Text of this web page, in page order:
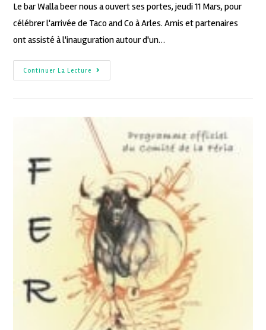
Le bar Walla beer nous a ouvert ses portes, jeudi 11 Mars, pour
célébrer l'arrivée de Taco and Co à Arles. Amis et partenaires
ont assisté à l'inauguration autour d'un…
Continuer La Lecture